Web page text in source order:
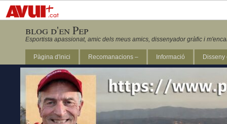
blog d'en Pep
Esportista apassionat, amic dels meus amics, dissenyador gràfic i
Pàgina d'inici Recomanacions – Informació
Revista Marathon 295